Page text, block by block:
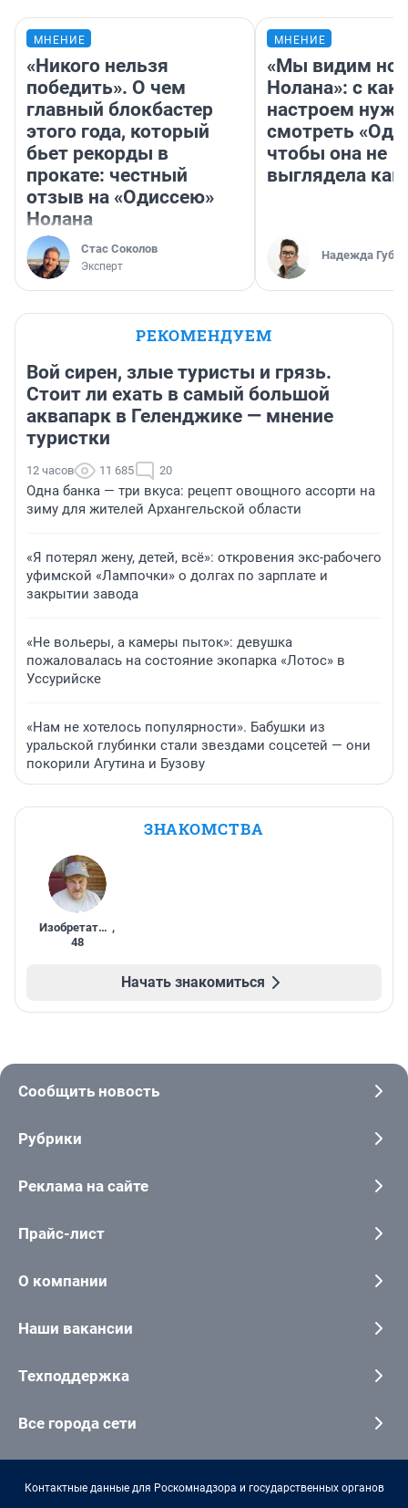
МНЕНИЕ
«Никого нельзя
победить». О чем
главный блокбастер
этого года, который
бьет рекорды в
прокате: честный
отзыв на «Одиссею»
Нолана
Стас Соколов
Эксперт
МНЕНИЕ
«Мы видим
Нолана»: с
настроем
смотреть
чтобы она не
выглядела как
Надежда
РЕКОМЕНДУЕМ
Вой сирен, злые туристы и грязь.
Стоит ли ехать в самый большой
аквапарк в Геленджике — мнение
туристки
12 часов 11 685 20
Одна банка — три вкуса: рецепт овощного ассорти на
зиму для жителей Архангельской области
«Я потерял жену, детей, всё»: откровения экс-рабочего
уфимской «Лампочки» о долгах по зарплате и
закрытии завода
«Не вольеры, а камеры пыток»: девушка
пожаловалась на состояние экопарка «Лотос» в
Уссурийске
«Нам не хотелось популярности». Бабушки из
уральской глубинки стали звездами соцсетей — они
покорили Агутина и Бузову
ЗНАКОМСТВА
Изобретатель ,
48
Начать знакомиться
Сообщить новость
Рубрики
Реклама на сайте
Прайс-лист
О компании
Наши вакансии
Техподдержка
Все города сети
Контактные данные для Роскомнадзора и государственных органов